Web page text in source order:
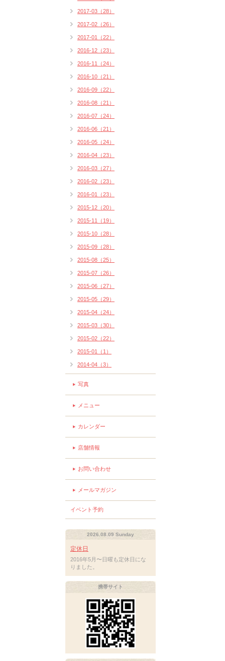
2017-03（28）
2017-02（26）
2017-01（22）
2016-12（23）
2016-11（24）
2016-10（21）
2016-09（22）
2016-08（21）
2016-07（24）
2016-06（21）
2016-05（24）
2016-04（23）
2016-03（27）
2016-02（23）
2016-01（23）
2015-12（20）
2015-11（19）
2015-10（28）
2015-09（28）
2015-08（25）
2015-07（26）
2015-06（27）
2015-05（29）
2015-04（24）
2015-03（30）
2015-02（22）
2015-01（1）
2014-04（3）
写真
メニュー
カレンダー
店舗情報
お問い合わせ
メールマガジン
イベント予約
2026.08.09 Sunday
定休日
2016年5月〜日曜も定休日にな
りました。
携帯サイト